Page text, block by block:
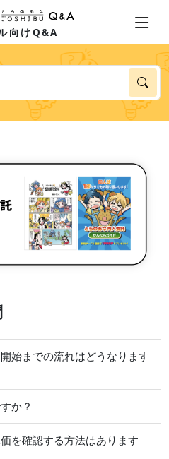
向けQ&A
始までの流れはどうなります
か？
を確認する方法はあります